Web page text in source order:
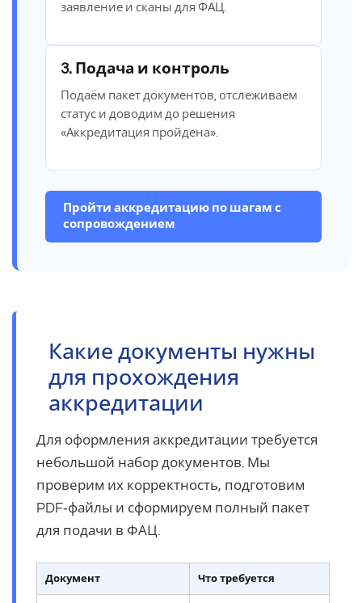
заявление и сканы для ФАЦ.
3. Подача и контроль
Подаём пакет документов, отслеживаем
статус и доводим до решения
«Аккредитация пройдена».
Пройти аккредитацию по шагам с
сопровождением
Какие документы нужны
для прохождения
аккредитации
Для оформления аккредитации требуется
небольшой набор документов. Мы
проверим их корректность, подготовим
PDF‑файлы и сформируем полный пакет
для подачи в ФАЦ.
Документ Что требуется